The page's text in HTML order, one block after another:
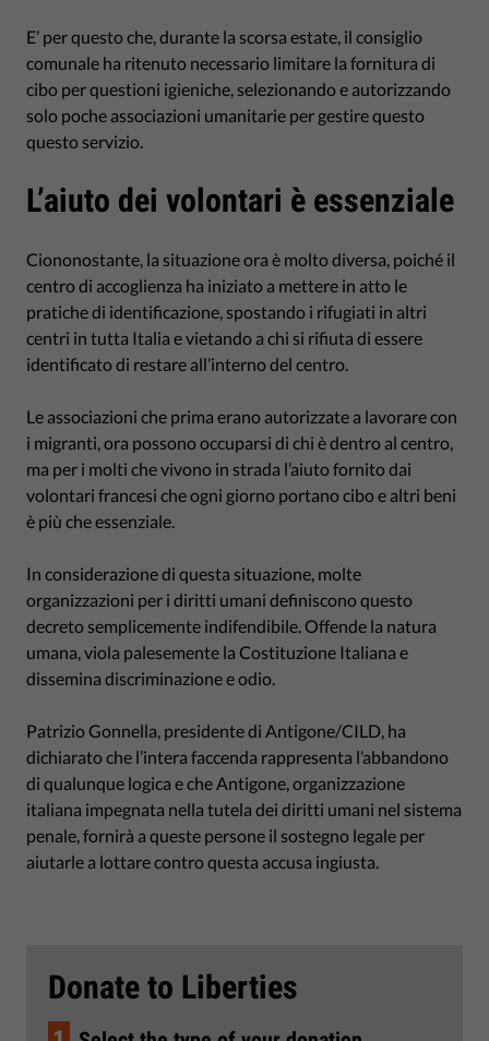
E’ per questo che, durante la scorsa estate, il consiglio
comunale ha ritenuto necessario limitare la fornitura di
cibo per questioni igieniche, selezionando e autorizzando
solo poche associazioni umanitarie per gestire questo
questo servizio.
L’aiuto dei volontari è essenziale
Ciononostante, la situazione ora è molto diversa, poiché il
centro di accoglienza ha iniziato a mettere in atto le
pratiche di identificazione, spostando i rifugiati in altri
centri in tutta Italia e vietando a chi si rifiuta di essere
identificato di restare all’interno del centro.
Le associazioni che prima erano autorizzate a lavorare con
i migranti, ora possono occuparsi di chi è dentro al centro,
ma per i molti che vivono in strada l’aiuto fornito dai
volontari francesi che ogni giorno portano cibo e altri beni
è più che essenziale.
In considerazione di questa situazione, molte
organizzazioni per i diritti umani definiscono questo
decreto semplicemente indifendibile. Offende la natura
umana, viola palesemente la Costituzione Italiana e
dissemina discriminazione e odio.
Patrizio Gonnella, presidente di Antigone/CILD, ha
dichiarato che l’intera faccenda rappresenta l’abbandono
di qualunque logica e che Antigone, organizzazione
italiana impegnata nella tutela dei diritti umani nel sistema
penale, fornirà a queste persone il sostegno legale per
aiutarle a lottare contro questa accusa ingiusta.
Donate to Liberties